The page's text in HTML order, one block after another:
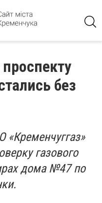
без
«Кременчуггаз»
газового
дома №47 по